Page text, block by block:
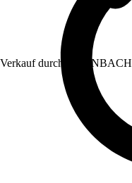
Verkauf durch: HORNBACH